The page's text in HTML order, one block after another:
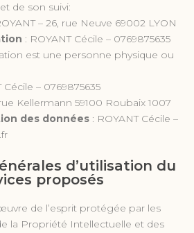
de son suivi:
– 26, rue Neuve 69002 LYON
: ROYANT Cécile – 0769875635
est une personne physique ou
Cécile – 0769875635
Kellermann 59100 Roubaix 1007
des données : ROYANT Cécile –
d’utilisation du
proposés
de l’esprit protégée par les
la Propriété Intellectuelle et des